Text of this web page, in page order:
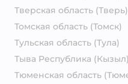
Тверская область (Тверь)
Томская область (Томск)
Тульская область (Тула)
Тыва Республика (Кызыл)
Тюменская область